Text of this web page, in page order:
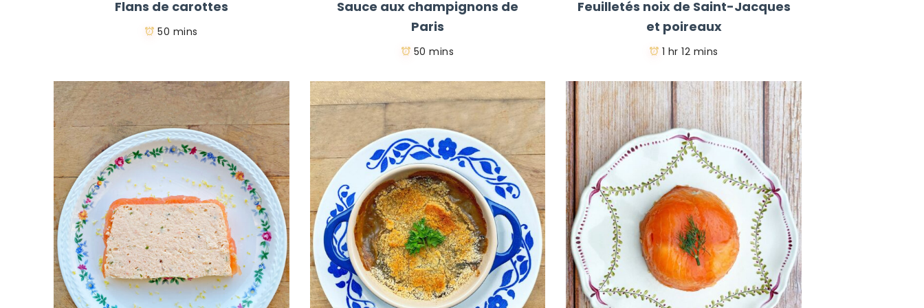
Flans de carottes
50 mins
Sauce aux champignons de
Paris
50 mins
Feuilletés noix de Saint-Jacques
et poireaux
1 hr 12 mins